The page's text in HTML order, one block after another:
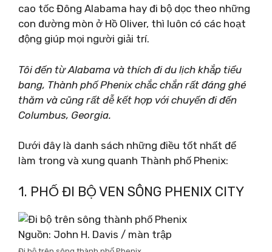
cao tốc Đông Alabama hay đi bộ dọc theo những
con đường mòn ở Hồ Oliver, thì luôn có các hoạt
động giúp mọi người giải trí.
Tôi đến từ Alabama và thích đi du lịch khắp tiểu
bang, Thành phố Phenix chắc chắn rất đáng ghé
thăm và cũng rất dễ kết hợp với chuyến đi đến
Columbus, Georgia.
Dưới đây là danh sách những điều tốt nhất để
làm trong và xung quanh Thành phố Phenix:
1. PHỐ ĐI BỘ VEN SÔNG PHENIX CITY
Nguồn: John H. Davis / màn trập